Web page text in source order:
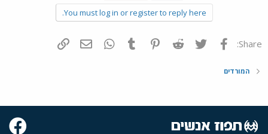
You must log in or register to reply here.
Share: פייסבוק Twitter
Reddit
Pinterest
Tumblr
WhatsAppדואר אלקטרוני
המורדים